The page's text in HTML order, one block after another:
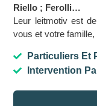
Riello ; Ferolli…
Leur leitmotiv est
vous et votre
Particuliers Et
Intervention